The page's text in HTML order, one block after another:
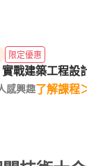
限定優惠
戰建築工程設
感興趣了解課程